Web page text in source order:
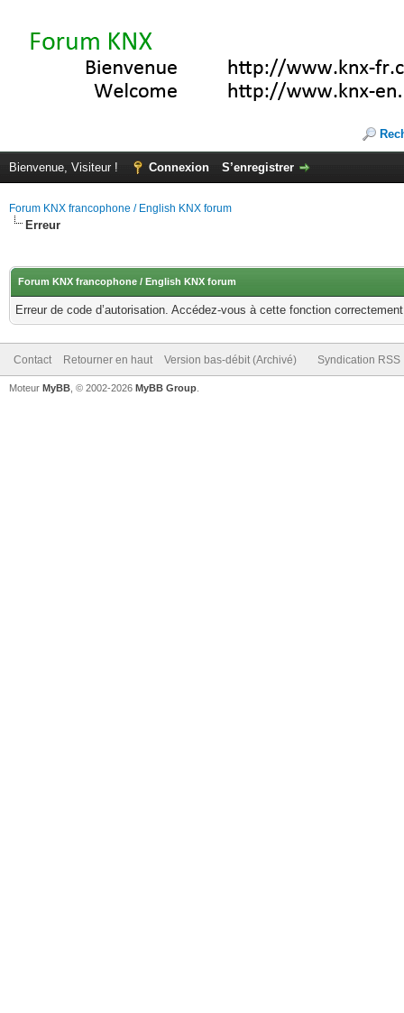
Bienvenue, Visiteur ! Connexion S’enregistrer
Forum KNX francophone / English KNX forum
Erreur
Forum KNX francophone / English KNX forum
Erreur de code d’autorisation. Accédez-vous à cette fonction
Contact Retourner en haut Version bas-débit (Archivé) Syndication RSS
Moteur MyBB , © 2002-2026 MyBB Group